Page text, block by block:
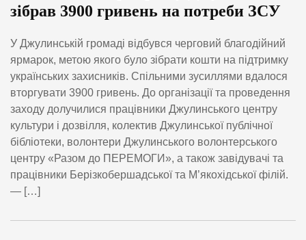
зібрав 3900 гривень на потреби ЗСУ
У Джулинській громаді відбувся черговий благодійний
ярмарок, метою якого було зібрати кошти на підтримку
українських захисників. Спільними зусиллями вдалося
вторгувати 3900 гривень. До організації та проведення
заходу долучилися працівники Джулинського центру
культури і дозвілля, колектив Джулинської публічної
бібліотеки, волонтери Джулинського волонтерського
центру «Разом до ПЕРЕМОГИ», а також завідувачі та
працівники Берізкобершадської та М’якохідської філій.
— […]